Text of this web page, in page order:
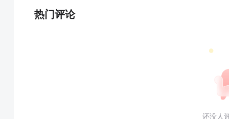
热门评论
还没人